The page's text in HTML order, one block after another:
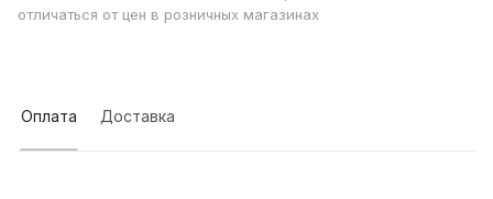
отличаться от цен в розничных магазинах
Оплата Доставка